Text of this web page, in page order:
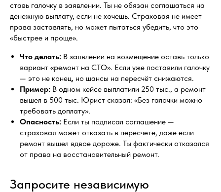
ставь галочку в заявлении. Ты не обязан соглашаться на
денежную выплату, если не хочешь. Страховая не имеет
права заставлять, но может пытаться убедить, что это
«быстрее и проще».
Что делать: В заявлении на возмещение оставь только
вариант «ремонт на СТО». Если уже поставили галочку
— это не конец, но шансы на пересчёт снижаются.
Пример: В одном кейсе выплатили 250 тыс., а ремонт
вышел в 500 тыс. Юрист сказал: «Без галочки можно
требовать доплату».
Опасность: Если ты подписал соглашение —
страховая может отказать в пересчете, даже если
ремонт вышел вдвое дороже. Ты фактически отказался
от права на восстановительный ремонт.
Запросите независимую